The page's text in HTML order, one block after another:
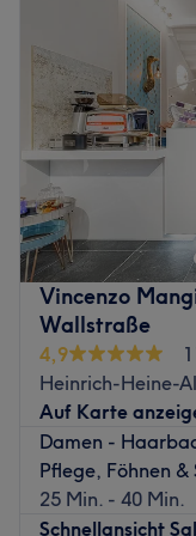
Schnitttechniken
Das junge und
nur Frisuren aller
sondern auch
an. Jeder wird
viel Licht und ein
Erlebnis ein.
Donnerstag
Samstag
Sonntag
Damon Ramezani
Handwerkskunst
wunderschönen
Behandlungen
Düsseldorf-
persönlichen
superschnell mit
über Treatwell
Die internationale
Friseurhandwerk
Atmosphäre und
gekonnten Griffen
Vincenzo
Wallstraße
4,9
Heinrich-Heine-
Auf Karte
Damen -
Pflege, Föhnen &
25 Min. - 40 Min.
Schnellansicht